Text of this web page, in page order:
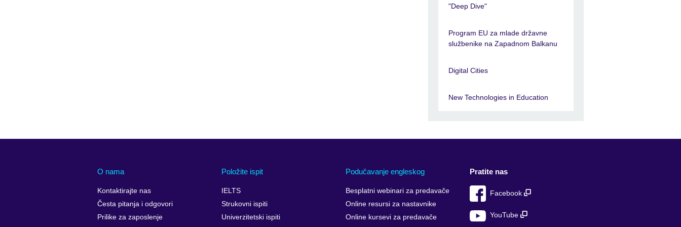
"Deep Dive"
Program EU za mlade državne
službenike na Zapadnom Balkanu
Digital Cities
New Technologies in Education
O nama
Kontaktirajte nas
Česta pitanja i odgovori
Prilike za zaposlenje
Položite ispit
IELTS
Strukovni ispiti
Univerzitetski ispiti
Podučavanje engleskog
Besplatni webinari za predavače
Online resursi za nastavnike
Online kursevi za predavače
Pratite nas
Facebook
YouTube